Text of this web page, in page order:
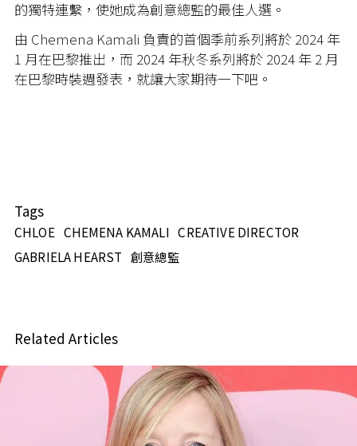
的獨特連繫，使她成為創意總監的最佳人選。
由 Chemena Kamali 負責的首個季前系列將於 2024 年
1 月在巴黎推出，而 2024 年秋冬系列將於 2024 年 2 月
在巴黎時裝週發表，就讓大家期待一下吧。
Tags
CHLOE CHEMENA KAMALI CREATIVE DIRECTOR
GABRIELA HEARST 創意總監
Related Articles